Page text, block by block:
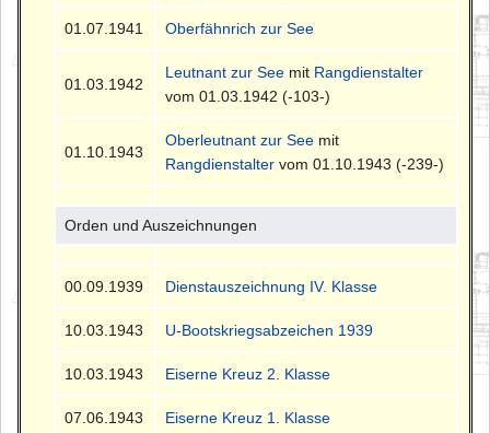
01.07.1941 Oberfähnrich zur See
01.03.1942
Leutnant zur See mit Rangdienstalter
vom 01.03.1942 (-103-)
01.10.1943
Oberleutnant zur See mit
Rangdienstalter vom 01.10.1943 (-239-)
Orden und Auszeichnungen
00.09.1939 Dienstauszeichnung IV. Klasse
10.03.1943 U-Bootskriegsabzeichen 1939
10.03.1943 Eiserne Kreuz 2. Klasse
07.06.1943 Eiserne Kreuz 1. Klasse